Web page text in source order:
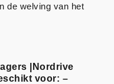
|Nordrive
voor: –
de welving van het